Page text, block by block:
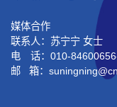
媒体合作
联系人：苏宁宁 女士
电 话：010-
邮 箱：suningning@